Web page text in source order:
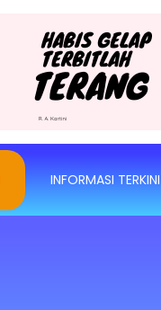
INFORMASI TERKINI